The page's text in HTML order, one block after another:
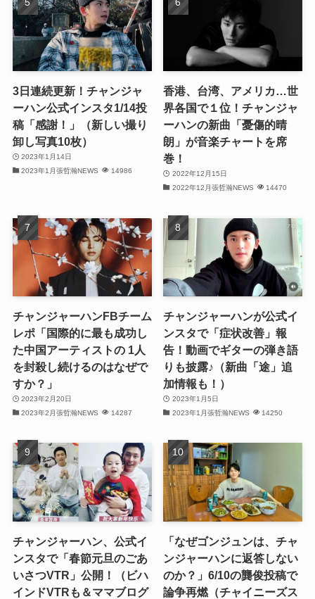
(29)
(32)
(32)
(29)
(31)
(32)
(30)
(32)
(31)
(32)
3日連続更新！チャンジャ
ーハン公式インスタ1/14投
稿「感謝！」（新しい撮り
卸し写真10枚）
2023年1月14日
2023年1月張哲瀚NEWS
14986
香港、台湾、アメリカ…世
界各国で１位！チャンジャ
ーハンの新曲「憂傷的晴
朗」が音楽チャートを席
巻！
2022年12月15日
2022年12月張哲瀚NEWS
14470
チャンジャーハンFBチーム
レポ「国際的に最も成功し
た中国アーティストの 1人
を封殺し続けるのはなぜで
すか？」
2023年2月20日
2023年2月張哲瀚NEWS
14287
チャンジャーハンが公式イ
ンスタで「症状改善」報
告！動画でギターの弾き語
りも披露♪（新曲「途」追
加情報も！）
2023年1月5日
2023年1月張哲瀚NEWS
14250
チャンジャーハン、公式イ
ンスタで「春節元旦のごあ
いさつVTR」公開！（ビハ
インドVTRも＆ママブログ
「なぜゴンジュンは、チャ
ンジャーハンに返答しない
のか？」6/10の龔俊投稿で
論争再燃（チャイニーズス